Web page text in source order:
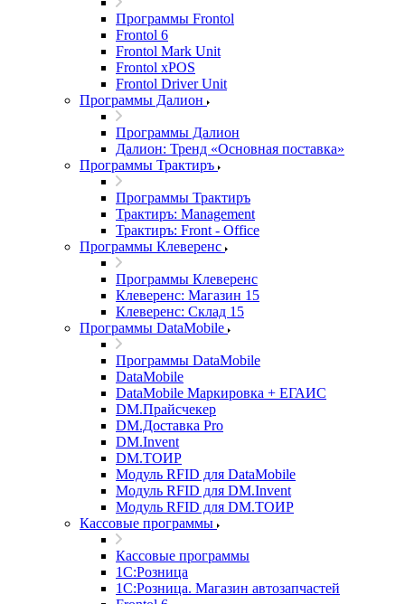
Программы Frontol
Frontol 6
Frontol Mark Unit
Frontol xPOS
Frontol Driver Unit
Программы Далион
Программы Далион
Далион: Тренд «Основная поставка»
Программы Трактиръ
Программы Трактиръ
Трактиръ: Management
Трактиръ: Front - Office
Программы Клеверенс
Программы Клеверенс
Клеверенс: Магазин 15
Клеверенс: Склад 15
Программы DataMobile
Программы DataMobile
DataMobile
DataMobile Маркировка + ЕГАИС
DM.Прайсчекер
DM.Доставка Pro
DM.Invent
DM.ТОИР
Модуль RFID для DataMobile
Модуль RFID для DM.Invent
Модуль RFID для DM.ТОИР
Кассовые программы
Кассовые программы
1С:Розница
1С:Розница. Магазин автозапчастей